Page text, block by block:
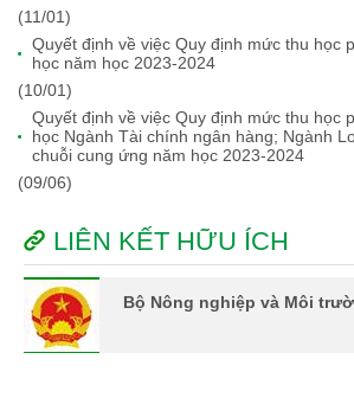
(11/01)
Quyết định về việc Quy định mức thu học
học năm học 2023-2024
(10/01)
Quyết định về việc Quy định mức thu học
học Ngành Tài chính ngân hàng; Ngành
chuỗi cung ứng năm học 2023-2024
(09/06)
LIÊN KẾT HỮU ÍCH
Bộ Nông nghiệp và Môi